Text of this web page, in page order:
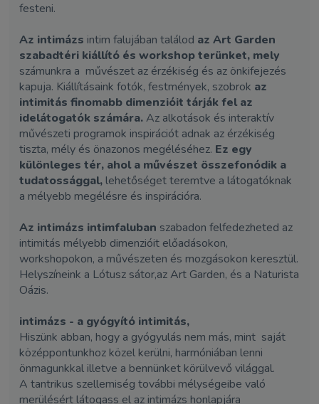
festeni.
Az intimázs intim falujában találod az Art Garden
szabadtéri kiállító és workshop terünket, mely
számunkra a művészet az érzékiség és az önkifejezés
kapuja. Kiállításaink fotók, festmények, szobrok az
intimitás finomabb dimenzióit tárják fel az
idelátogatók számára.Az alkotások és interaktív
művészeti programok inspirációt adnak az érzékiség
tiszta, mély és önazonos megéléséhez. Ez egy
különleges tér, ahol a művészet összefonódik a
tudatossággal,lehetőséget teremtve a látogatóknak
a mélyebb megélésre és inspirációra.
Az intimázs intimfaluban szabadon felfedezheted az
intimitás mélyebb dimenzióit előadásokon,
workshopokon, a művészeten és mozgásokon keresztül.
Helyszíneink a Lótusz sátor,az Art Garden, és a Naturista
Oázis.
intimázs - a gyógyító intimitás,
Hiszünk abban, hogy a gyógyulás nem más, mint saját
középpontunkhoz közel kerülni, harmóniában lenni
önmagunkkal illetve a bennünket körülvevő világgal.
A tantrikus szellemiség további mélységeibe való
merülésért látogass el az intimázs honlapjára